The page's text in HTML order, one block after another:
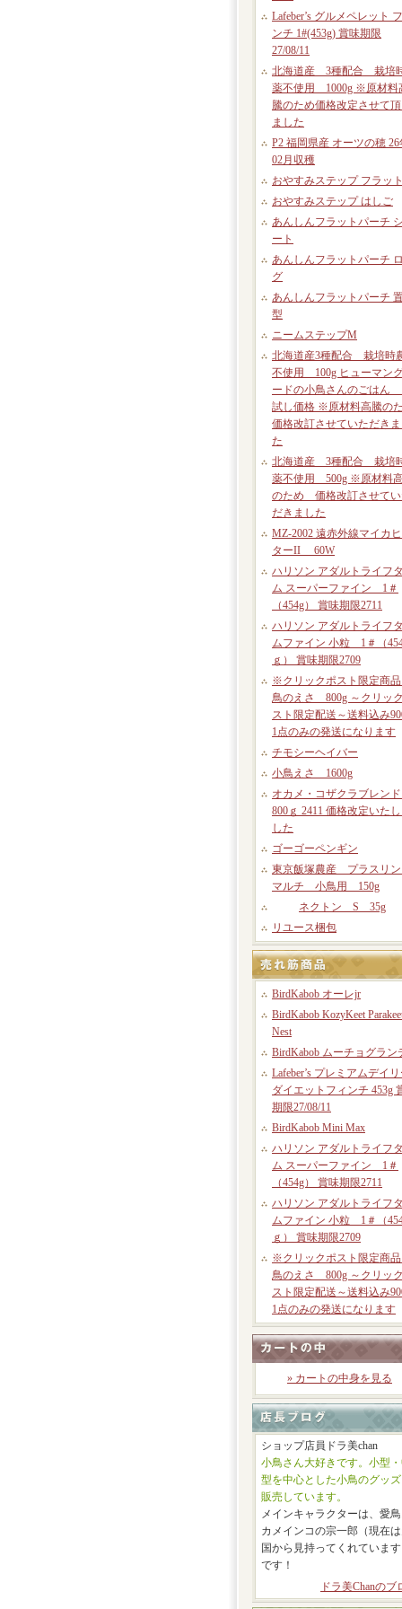
Lafeber’s グルメペレット
ンチ 1#(453g) 賞味期限
27/08/11
北海道産 3種配合 栽培
薬不使用 1000g ※原材料
騰のため価格改定させて頂
ました
P2 福岡県産 オーツの穂 26
02月収穫
おやすみステップ フラット
おやすみステップ はしご
あんしんフラットパーチ
ート
あんしんフラットパーチ
グ
あんしんフラットパーチ
型
ニームステップM
北海道産3種配合 栽培時
不使用 100g ヒューマン
ードの小鳥さんのごはん
試し価格 ※原材料高騰の
価格改訂させていただきま
た
北海道産 3種配合 栽培
薬不使用 500g ※原材料
のため 価格改訂させてい
だきました
MZ-2002 遠赤外線マイカ
ターII 60W
ハリソン アダルトライフ
ム スーパーファイン 1＃
（454g） 賞味期限2711
ハリソン アダルトライフ
ムファイン 小粒 1＃（
ｇ） 賞味期限2709
※クリックポスト限定商
鳥のえさ 800g ～クリッ
スト限定配送～送料込み
1点のみの発送になります
チモシーヘイバー
小鳥えさ 1600g
オカメ・コザクラブレン
800ｇ 2411 価格改定いたし
した
ゴーゴーペンギン
東京飯塚農産 プラスリン
マルチ 小鳥用 150g
ネクトン S 35g
リユース梱包
BirdKabob オーレjr
BirdKabob KozyKeet
Nest
BirdKabob ムーチョグラン
Lafeber’s プレミアムデイリ
ダイエットフィンチ 453g
期限27/08/11
BirdKabob Mini Max
ハリソン アダルトライフ
ム スーパーファイン 1＃
（454g） 賞味期限2711
ハリソン アダルトライフ
ムファイン 小粒 1＃（
ｇ） 賞味期限2709
※クリックポスト限定商
鳥のえさ 800g ～クリッ
スト限定配送～送料込み
1点のみの発送になります
» カートの中身を見る
ショップ店員ドラ美chan
小鳥さん大好きです。小型
型を中心とした小鳥のグッ
販売しています。
メインキャラクターは、愛
カメインコの宗一郎（現在
国から見持ってくれています
です！
ドラ美Chanのブ